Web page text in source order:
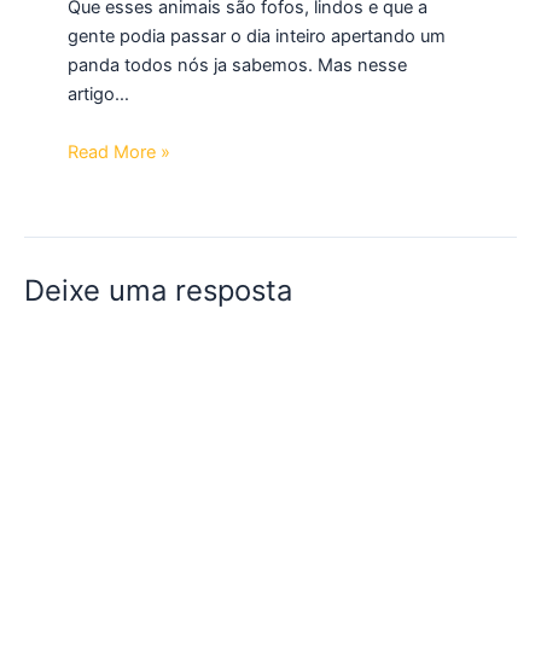
Que esses animais são fofos, lindos e que a
gente podia passar o dia inteiro apertando um
panda todos nós ja sabemos. Mas nesse
artigo…
Read More »
Deixe uma resposta